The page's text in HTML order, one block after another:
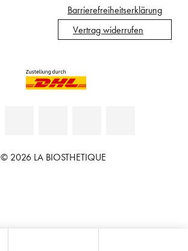
Barrierefreiheitserklärung
Vertrag widerrufen
© 2026 LA BIOSTHETIQUE